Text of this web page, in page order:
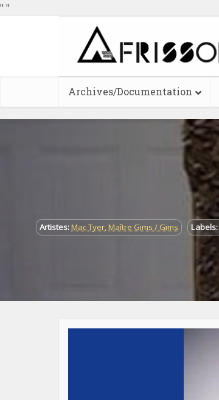
" "
Archives/Documentation
Artistes:Mac Tyer,Maître Gims / Gims Labels: